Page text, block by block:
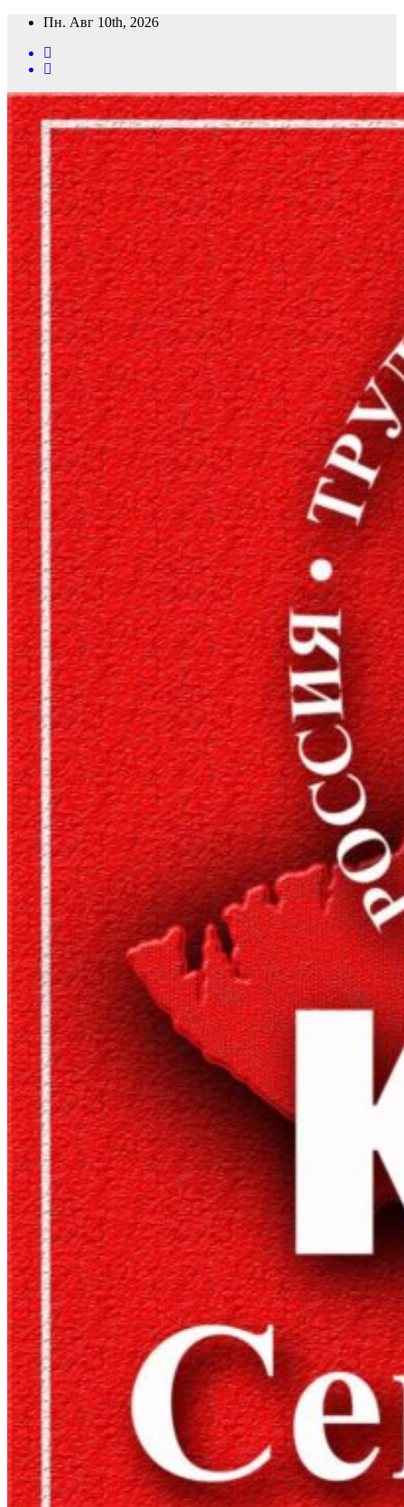
Перейти
содержимому
Пн. Авг 10th, 2026